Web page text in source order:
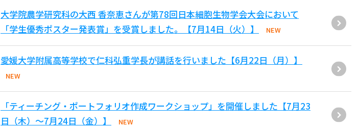
大学院農学研究科の大西 香奈恵さんが第78回日本細胞生物学会大会において
「学生優秀ポスター発表賞」を受賞しました。【7月14日（火）】
NEW
愛媛大学附属高等学校で仁科弘重学長が講話を行いました【6月22日（月）】
NEW
「ティーチング・ポートフォリオ作成ワークショップ」を開催しました【7月23
日（木）～7月24日（金）】
NEW